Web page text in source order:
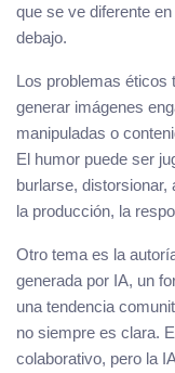
que se ve diferente
debajo.
Los problemas éticos
generar imágenes
manipuladas o
El humor puede ser
burlarse, distorsionar,
la producción, la
Otro tema es la
generada por IA, un
una tendencia
no siempre es clara.
colaborativo, pero la